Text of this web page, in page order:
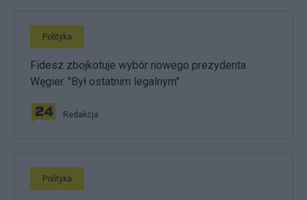
Polityka
Fidesz zbojkotuje wybór nowego prezydenta
Węgier. "Był ostatnim legalnym"
Redakcja
Polityka